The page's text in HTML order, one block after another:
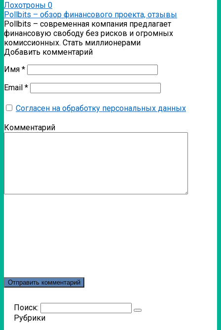
Лохотроны 0
Pollbits – обзор финансового проекта, отзывы
Pollbits – современная компания предлагает
финансовую свободу без рисков и огромных
комиссионных. Стать миллионерами
Добавить комментарий
Имя *
Email *
Согласен на обработку персональных данных
Комментарий
Поиск:
Рубрики